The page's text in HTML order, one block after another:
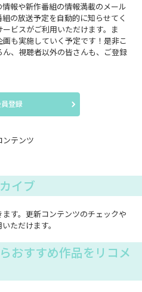
報や新作番組の情報満載のメール
の放送予定を自動的に知らせてく
ビスがご利用いただけます。ま
も実施していく予定です！是非こ
、視聴者以外の皆さんも、ご登録
登録
ンテンツ
イブ
す。更新コンテンツのチェックや
ただけます。
おすすめ作品をリコメ